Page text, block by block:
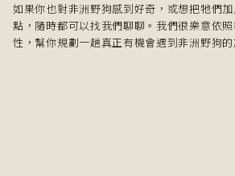
如果你也對非洲野狗感到好奇，或想把牠們
點，隨時都可以找我們聊聊。我們很樂意依
性，幫你規劃一趟真正有機會遇到非洲野狗的